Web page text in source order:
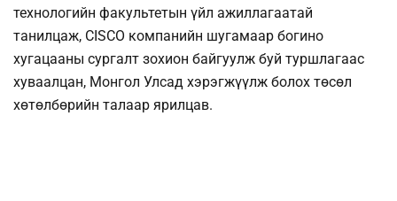
технологийн факультетын үйл ажиллагаатай
танилцаж, CISCO компанийн шугамаар богино
хугацааны сургалт зохион байгуулж буй туршлагаас
хуваалцан, Монгол Улсад хэрэгжүүлж болох төсөл
хөтөлбөрийн талаар ярилцав.